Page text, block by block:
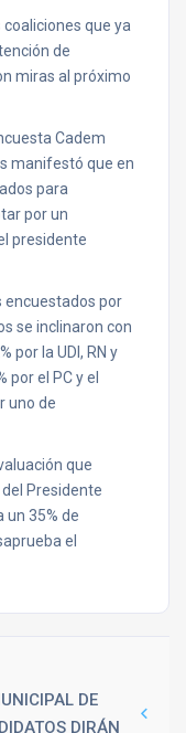
que ya
de
miras al próximo
Cadem
manifestó que en
para
por un
presidente
encuestados por
se inclinaron con
por la UDI, RN y
por el PC y el
uno de
que
Presidente
un 35% de
el
DE
DIRÁN